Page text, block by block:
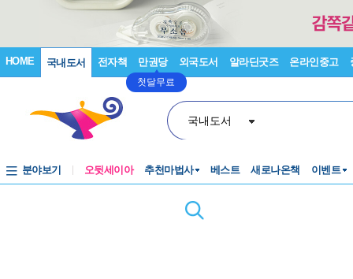
HOME 국내도서 전자책 만권당
첫달무료
외국도서 알라딘굿즈 온라인중고
국내도서
분야보기 오뒷세이아 추천마법사 베스트 새로나온책 이벤트